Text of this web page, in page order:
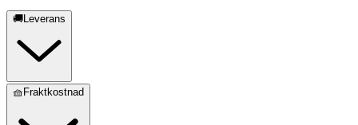
🚚Leverans
🧺Fraktkostnad